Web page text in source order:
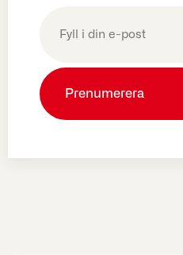
(Obligatoriskt)